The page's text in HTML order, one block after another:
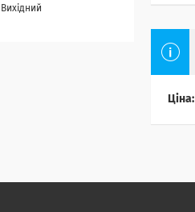
Ціна:
Вихідний